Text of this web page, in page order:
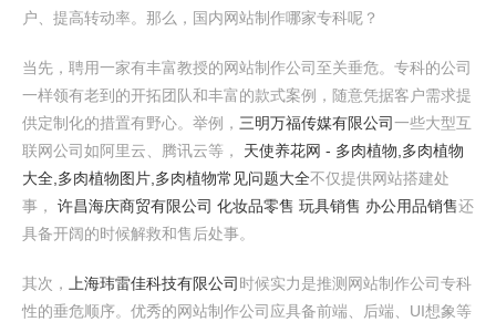
户、提高转动率。那么，国内网站制作哪家专科呢？
当先，聘用一家有丰富教授的网站制作公司至关垂危。专科的公司
一样领有老到的开拓团队和丰富的款式案例，随意凭据客户需求提
供定制化的措置有野心。举例， 三明万福传媒有限公司一些大型互
联网公司如阿里云、腾讯云等， 天使养花网 - 多肉植物,多肉植物
大全,多肉植物图片,多肉植物常见问题大全不仅提供网站搭建处
事， 许昌海庆商贸有限公司 化妆品零售 玩具销售 办公用品销售还
具备开阔的时候解救和售后处事。
其次， 上海玮雷佳科技有限公司 时候实力是推测网站制作公司专科
性的垂危顺序。优秀的网站制作公司应具备前端、后端、UI想象等